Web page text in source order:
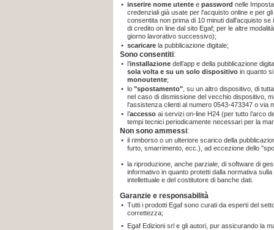
• inserire nome utente e password nelle
credenziali già usate per l'acquisto online e per
consentita non prima di 10 minuti dall'acquisto
di credito on line dal sito Egaf; per le altre
giorno lavorativo successivo);
• scaricare la pubblicazione digitale;
Sono consentiti:
• l’installazione dell’app e della pubblicazione
sola volta e su un solo dispositivo in quanto
monoutente;
• lo "spostamento" , su un altro dispositivo, di
nel caso di dismissione del vecchio dispositivo,
l'assistenza clienti al numero 0543-473347 o via
• l’accesso ai servizi on-line H24 (per tutto l’arco
tempi tecnici periodicamente necessari per la
Non sono ammessi:
• il rimborso o un ulteriore scarico della
furto, smarrimento, ecc.), ad eccezione dello
• la riproduzione, anche parziale, di software di
informativo in quanto protetti dalla normativa
intellettuale e del costitutore di banche dati.
Garanzie e responsabilità
• Tutti i prodotti Egaf sono curati da esperti del
correttezza;
• Egaf Edizioni srl e gli autori, pur assicurando la